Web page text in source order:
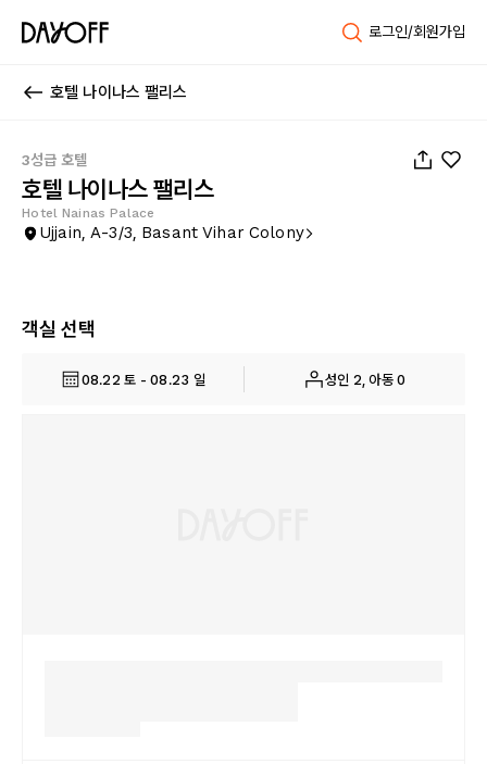
로그인/회원가입
호텔 나이나스 팰리스
3성급 호텔
호텔 나이나스 팰리스
Hotel Nainas Palace
Ujjain, A-3/3, Basant Vihar Colony
객실 선택
08.22 토 - 08.23 일 성인 2, 아동 0